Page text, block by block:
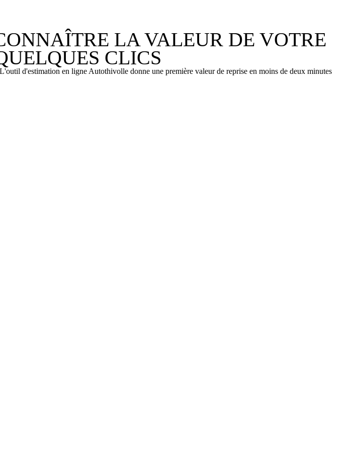
LA VALEUR DE VOTRE
CLICS
d'estimation en ligne Autothivolle donne une première valeur de reprise en moins de deux minutes